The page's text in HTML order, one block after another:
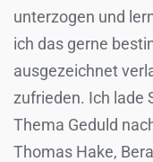
unterzogen und
ich das gerne
ausgezeichnet
zufrieden. Ich lade
Thema Geduld
Thomas Hake,